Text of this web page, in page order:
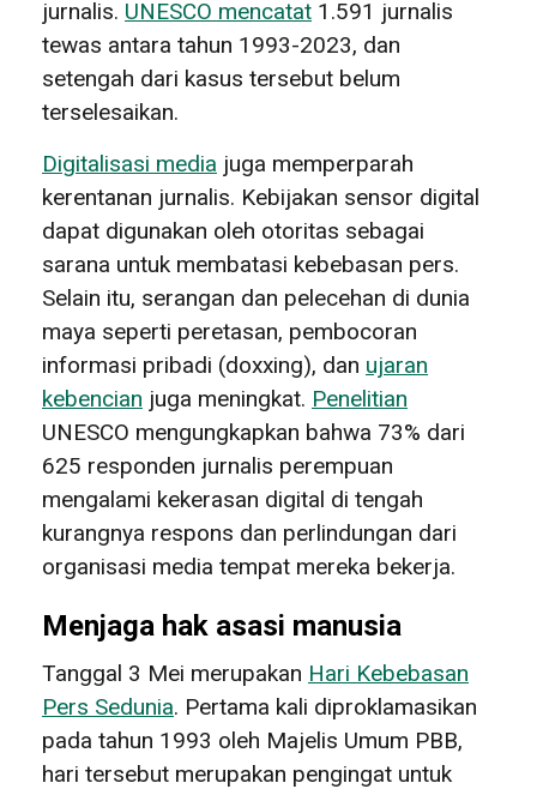
jurnalis. UNESCO mencatat 1.591 jurnalis
tewas antara tahun 1993-2023, dan
setengah dari kasus tersebut belum
terselesaikan.
Digitalisasi media juga memperparah
kerentanan jurnalis. Kebijakan sensor digital
dapat digunakan oleh otoritas sebagai
sarana untuk membatasi kebebasan pers.
Selain itu, serangan dan pelecehan di dunia
maya seperti peretasan, pembocoran
informasi pribadi (doxxing), dan ujaran
kebencian juga meningkat. Penelitian
UNESCO mengungkapkan bahwa 73% dari
625 responden jurnalis perempuan
mengalami kekerasan digital di tengah
kurangnya respons dan perlindungan dari
organisasi media tempat mereka bekerja.
Menjaga hak asasi manusia
Tanggal 3 Mei merupakan Hari Kebebasan
Pers Sedunia. Pertama kali diproklamasikan
pada tahun 1993 oleh Majelis Umum PBB,
hari tersebut merupakan pengingat untuk